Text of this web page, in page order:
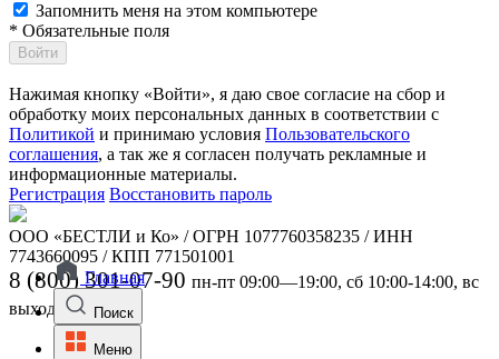
Запомнить меня на этом компьютере
* Обязательные поля
Войти
Нажимая кнопку «Войти», я даю свое согласие на сбор и
обработку моих персональных данных в соответствии с
Политикой и принимаю условия Пользовательского
соглашения, а так же я согласен получать рекламные и
информационные материалы.
Регистрация Восстановить пароль
ООО «БЕСТЛИ и Ко» / ОГРН 1077760358235 / ИНН
7743660095 / КПП 771501001
8 (800) 301-07-90 пн-пт 09:00—19:00, сб 10:00-14:00, вс
выходной
Главная
Поиск
Меню